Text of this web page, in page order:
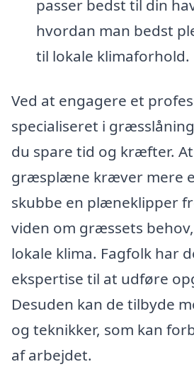
passer bedst til din
hvordan man bedst
til lokale klimaforhold.
Ved at engagere et
specialiseret i
du spare tid og kræfter.
græsplæne kræver mere
skubbe en plæneklipper
viden om græssets
lokale klima. Fagfolk har
ekspertise til at udføre
Desuden kan de tilbyde
og teknikker, som kan
af arbejdet.